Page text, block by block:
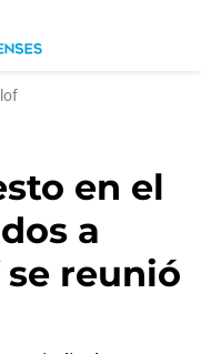
en el
a
reunió